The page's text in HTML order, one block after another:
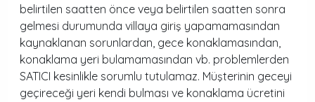
belirtilen saatten önce veya belirtilen saatten sonra
gelmesi durumunda villaya giriş yapamamasından
kaynaklanan sorunlardan, gece konaklamasından,
konaklama yeri bulamamasından vb. problemlerden
SATICI kesinlikle sorumlu tutulamaz. Müşterinin geceyi
geçireceği yeri kendi bulması ve konaklama ücretini